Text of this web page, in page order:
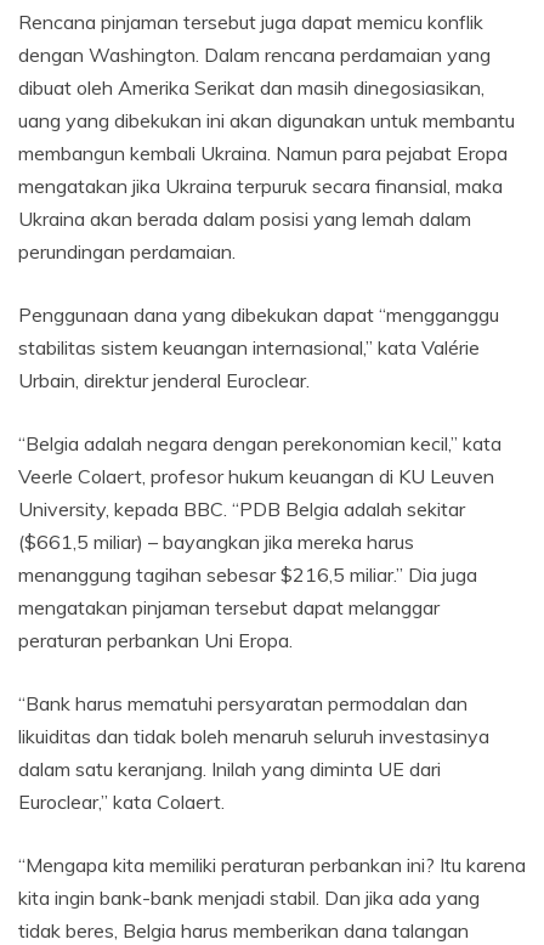
Rencana pinjaman tersebut juga dapat memicu konflik
dengan Washington. Dalam rencana perdamaian yang
dibuat oleh Amerika Serikat dan masih dinegosiasikan,
uang yang dibekukan ini akan digunakan untuk membantu
membangun kembali Ukraina. Namun para pejabat Eropa
mengatakan jika Ukraina terpuruk secara finansial, maka
Ukraina akan berada dalam posisi yang lemah dalam
perundingan perdamaian.
Penggunaan dana yang dibekukan dapat “mengganggu
stabilitas sistem keuangan internasional,” kata Valérie
Urbain, direktur jenderal Euroclear.
“Belgia adalah negara dengan perekonomian kecil,” kata
Veerle Colaert, profesor hukum keuangan di KU Leuven
University, kepada BBC. “PDB Belgia adalah sekitar
($661,5 miliar) – bayangkan jika mereka harus
menanggung tagihan sebesar $216,5 miliar.” Dia juga
mengatakan pinjaman tersebut dapat melanggar
peraturan perbankan Uni Eropa.
“Bank harus mematuhi persyaratan permodalan dan
likuiditas dan tidak boleh menaruh seluruh investasinya
dalam satu keranjang. Inilah yang diminta UE dari
Euroclear,” kata Colaert.
“Mengapa kita memiliki peraturan perbankan ini? Itu karena
kita ingin bank-bank menjadi stabil. Dan jika ada yang
tidak beres, Belgia harus memberikan dana talangan